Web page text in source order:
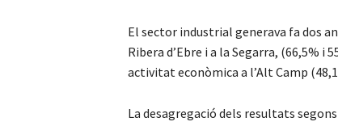
El sector industrial generava fa dos
Ribera d’Ebre i a la Segarra, (66,5%
activitat econòmica a l’Alt Camp
La desagregació dels resultats